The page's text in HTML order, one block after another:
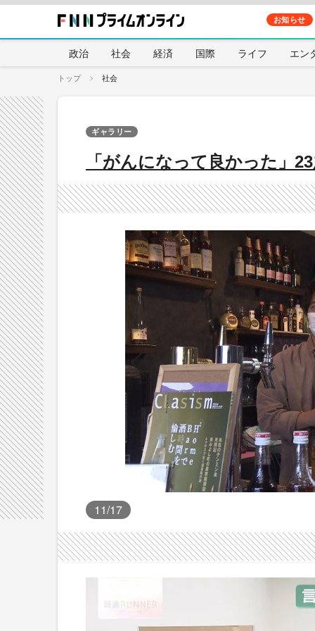
お知らせ
政治 社会 経済 国際 ライフ エン
トップ 社会
「がんになって良かった」
ギャラリー
11/17